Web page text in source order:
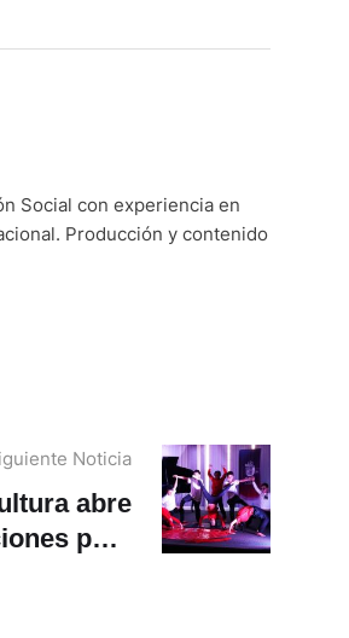
Social con experiencia en
Producción y contenido
Noticia
abre
para